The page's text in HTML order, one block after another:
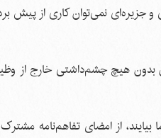
و جزیره‌ای نمی‌توان کاری از
هیچ چشم‌داشتی خارج از
بیایند، از امضای تفاهم‌نامه